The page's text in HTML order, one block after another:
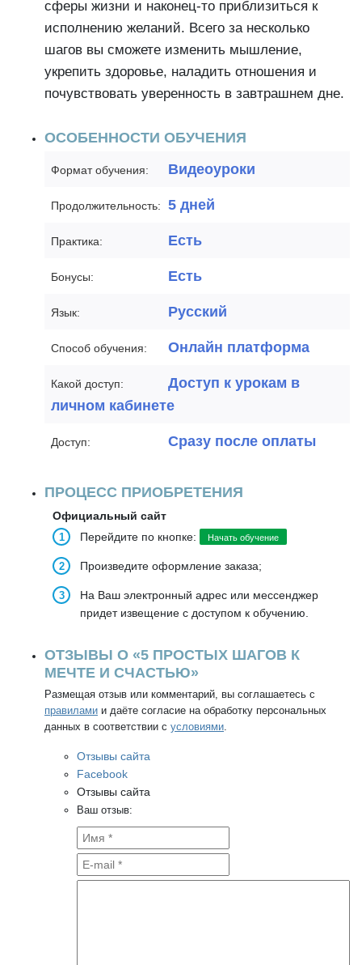
сферы жизни и наконец-то приблизиться к
исполнению желаний. Всего за несколько
шагов вы сможете изменить мышление,
укрепить здоровье, наладить отношения и
почувствовать уверенность в завтрашнем дне.
ОСОБЕННОСТИ ОБУЧЕНИЯ
Формат обучения: Видеоуроки
Продолжительность: 5 дней
Практика: Есть
Бонусы: Есть
Язык: Русский
Способ обучения: Онлайн платформа
Какой доступ:
Доступ к урокам в
личном кабинете
Доступ: Сразу после оплаты
ПРОЦЕСС ПРИОБРЕТЕНИЯ
Официальный сайт
Перейдите по кнопке:
Начать обучение
Произведите оформление заказа;
На Ваш электронный адрес или мессенджер
придет извещение с доступом к обучению.
ОТЗЫВЫ О «5 ПРОСТЫХ ШАГОВ К
МЕЧТЕ И СЧАСТЬЮ»
Размещая отзыв или комментарий, вы соглашаетесь с
правилами и даёте согласие на обработку персональных
данных в соответствии с условиями.
Отзывы сайта
Facebook
Отзывы сайта
Ваш отзыв: